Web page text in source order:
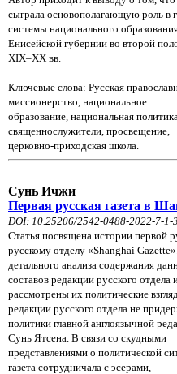
сыграла основополагающую роль в
системы национального
Енисейской губернии во второй
XIX–XX вв.
Ключевые слова: Русская
миссионерство, национальное
образование, национальная
священнослужители, просвещение,
церковно-приходская школа.
Сунь Ичжи
Первая русская газета в
DOI: 10.25206/2542-0488-2022-7-1-
Статья посвящена истории первой
русскому отделу «Shanghai
детального анализа содержания
составов редакции русского отдела
рассмотрены их политические
редакции русского отдела не
политики главной англоязычной
Сунь Ятсена. В связи со скудными
представлениями о политической
газета сотрудничала с эсерами,